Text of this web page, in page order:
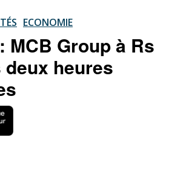
ECONOMIE
MCB Group à Rs
deux heures